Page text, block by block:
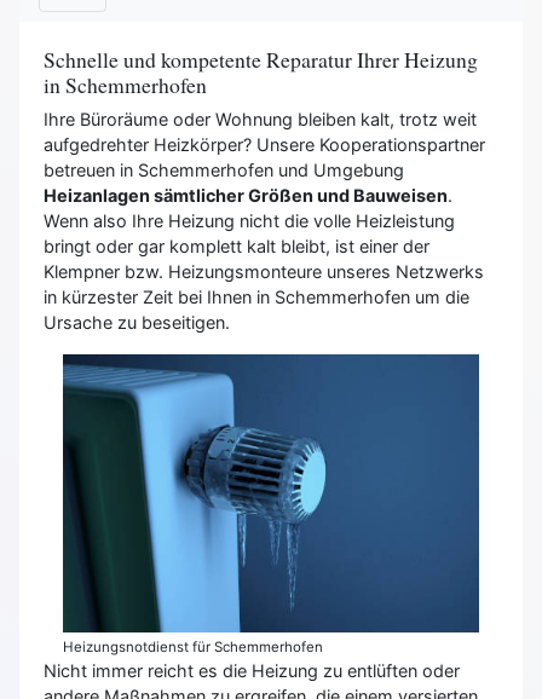
Schnelle und kompetente Reparatur Ihrer Heizung
in Schemmerhofen
Ihre Büroräume oder Wohnung bleiben kalt, trotz weit
aufgedrehter Heizkörper? Unsere Kooperationspartner
betreuen in Schemmerhofen und Umgebung
Heizanlagen sämtlicher Größen und Bauweisen.
Wenn also Ihre Heizung nicht die volle Heizleistung
bringt oder gar komplett kalt bleibt, ist einer der
Klempner bzw. Heizungsmonteure unseres Netzwerks
in kürzester Zeit bei Ihnen in Schemmerhofen um die
Ursache zu beseitigen.
Heizungsnotdienst für Schemmerhofen
Nicht immer reicht es die Heizung zu entlüften oder